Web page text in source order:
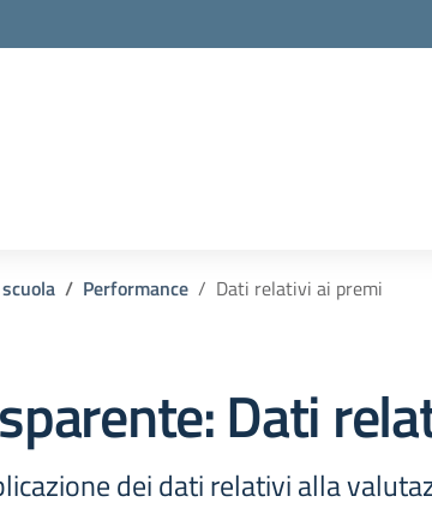
Performance Dati relativi ai premi
Dati
dei dati relativi alla